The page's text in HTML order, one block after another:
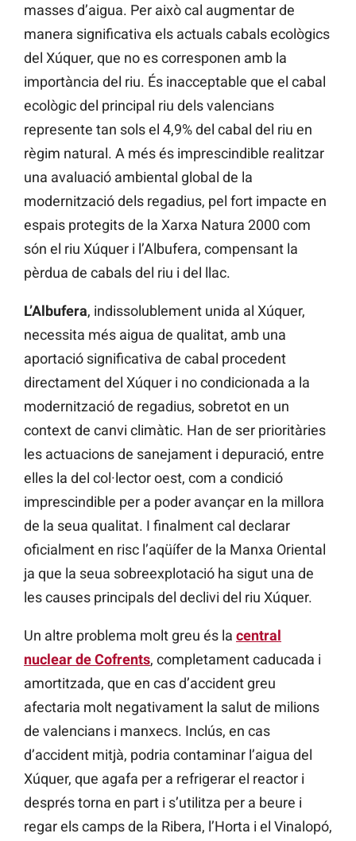
masses d’aigua. Per això cal augmentar de
manera significativa els actuals cabals ecològics
del Xúquer, que no es corresponen amb la
importància del riu. És inacceptable que el cabal
ecològic del principal riu dels valencians
represente tan sols el 4,9% del cabal del riu en
règim natural. A més és imprescindible realitzar
una avaluació ambiental global de la
modernització dels regadius, pel fort impacte en
espais protegits de la Xarxa Natura 2000 com
són el riu Xúquer i l’Albufera, compensant la
pèrdua de cabals del riu i del llac.
L’Albufera, indissolublement unida al Xúquer,
necessita més aigua de qualitat, amb una
aportació significativa de cabal procedent
directament del Xúquer i no condicionada a la
modernització de regadius, sobretot en un
context de canvi climàtic. Han de ser prioritàries
les actuacions de sanejament i depuració, entre
elles la del col·lector oest, com a condició
imprescindible per a poder avançar en la millora
de la seua qualitat. I finalment cal declarar
oficialment en risc l’aqüífer de la Manxa Oriental
ja que la seua sobreexplotació ha sigut una de
les causes principals del declivi del riu Xúquer.
Un altre problema molt greu és la central
nuclear de Cofrents, completament caducada i
amortitzada, que en cas d’accident greu
afectaria molt negativament la salut de milions
de valencians i manxecs. Inclús, en cas
d’accident mitjà, podria contaminar l’aigua del
Xúquer, que agafa per a refrigerar el reactor i
després torna en part i s’utilitza per a beure i
regar els camps de la Ribera, l’Horta i el Vinalopó,